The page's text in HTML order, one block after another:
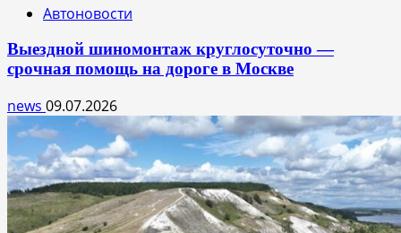
Автоновости
Выездной шиномонтаж круглосуточно —
срочная помощь на дороге в Москве
news 09.07.2026